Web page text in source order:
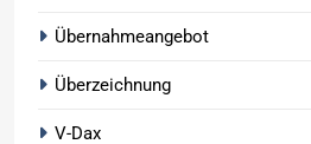
Übernahmeangebot
Überzeichnung
V-Dax